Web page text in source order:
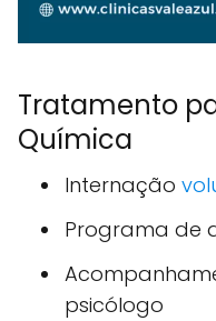
Tratamento
Química
Internação
Programa de
psicólogo